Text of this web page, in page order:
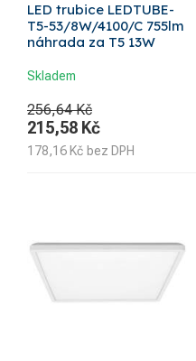
LED trubice LEDTUBE-
T5-53/8W/4100/C 755lm
náhrada za T5 13W
Skladem
256,64 Kč
215,58 Kč
178,16 Kč bez DPH